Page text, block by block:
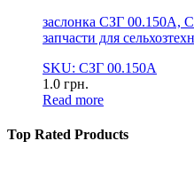
заслонка СЗГ 00.150А,
запчасти для
SKU: СЗГ 00.150А
1.0 грн.
Read more
Top Rated Products